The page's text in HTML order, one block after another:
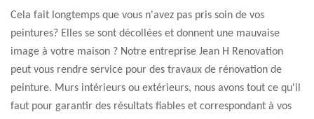
Cela fait longtemps que vous n'avez pas pris soin de vos
peintures? Elles se sont décollées et donnent une mauvaise
image à votre maison ? Notre entreprise Jean H Renovation
peut vous rendre service pour des travaux de rénovation de
peinture. Murs intérieurs ou extérieurs, nous avons tout ce qu'il
faut pour garantir des résultats fiables et correspondant à vos